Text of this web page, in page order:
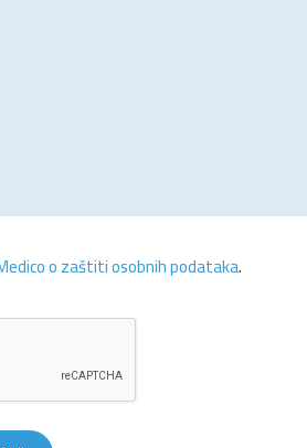
o zaštiti osobnih podataka.